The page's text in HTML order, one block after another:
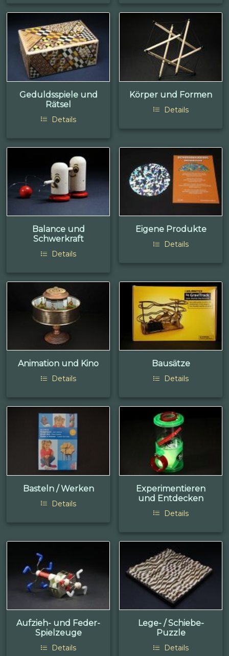
Geduldsspiele und
Rätsel
Details
Körper und Formen
Details
Balance und
Schwerkraft
Details
Eigene Produkte
Details
Animation und Kino
Details
Bausätze
Details
Basteln / Werken
Details
Experimentieren
und Entdecken
Details
Aufzieh- und Feder-
Spielzeuge
Details
Lege- / Schiebe-
Puzzle
Details